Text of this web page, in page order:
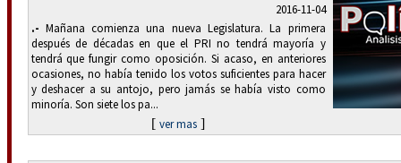
2016-11-04
.- Mañana comienza una nueva Legislatura. La primera
después de décadas en que el PRI no tendrá mayoría y
tendrá que fungir como oposición. Si acaso, en anteriores
ocasiones, no había tenido los votos suficientes para hacer
y deshacer a su antojo, pero jamás se había visto como
minoría. Son siete los pa...
[ ver mas ]